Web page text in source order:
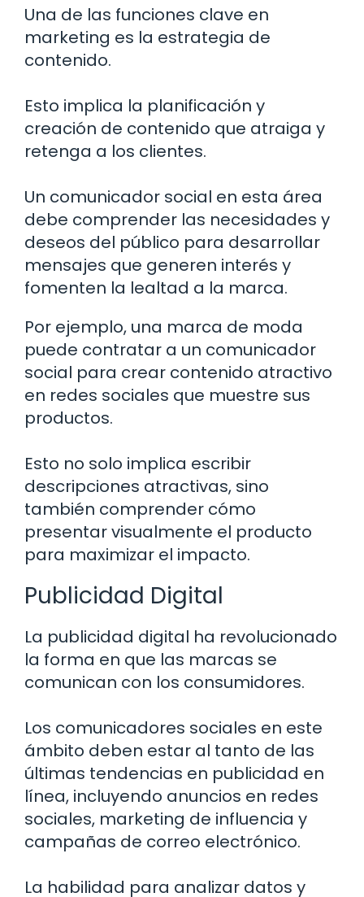
Una de las funciones clave en
marketing es la estrategia de
contenido.
Esto implica la planificación y
creación de contenido que atraiga y
retenga a los clientes.
Un comunicador social en esta área
debe comprender las necesidades y
deseos del público para desarrollar
mensajes que generen interés y
fomenten la lealtad a la marca.
Por ejemplo, una marca de moda
puede contratar a un comunicador
social para crear contenido atractivo
en redes sociales que muestre sus
productos.
Esto no solo implica escribir
descripciones atractivas, sino
también comprender cómo
presentar visualmente el producto
para maximizar el impacto.
Publicidad Digital
La publicidad digital ha revolucionado
la forma en que las marcas se
comunican con los consumidores.
Los comunicadores sociales en este
ámbito deben estar al tanto de las
últimas tendencias en publicidad en
línea, incluyendo anuncios en redes
sociales, marketing de influencia y
campañas de correo electrónico.
La habilidad para analizar datos y